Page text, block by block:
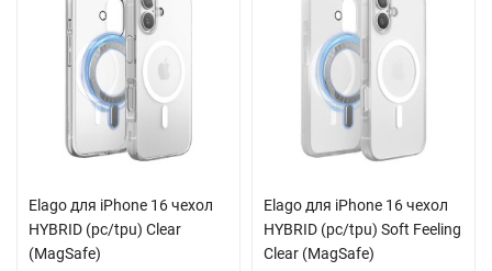
Elago для iPhone 16 чехол
HYBRID (pc/tpu) Clear
(MagSafe)
Elago для iPhone 16 чехол
HYBRID (pc/tpu) Soft Feeling
Clear (MagSafe)